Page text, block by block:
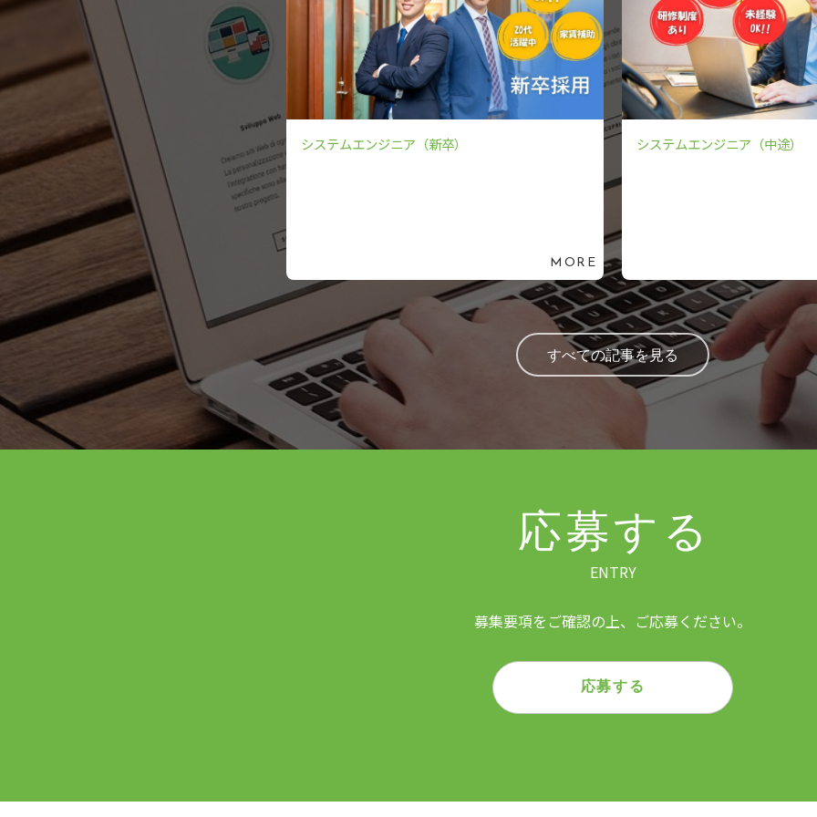
システムエンジニア（新卒）
MORE
システムエンジニア（中途）
すべての記事を見る
応募する
ENTRY
募集要項をご確認の上、ご応募ください。
応募する